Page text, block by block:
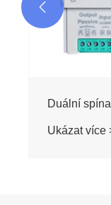
Duální
Ukázat více
